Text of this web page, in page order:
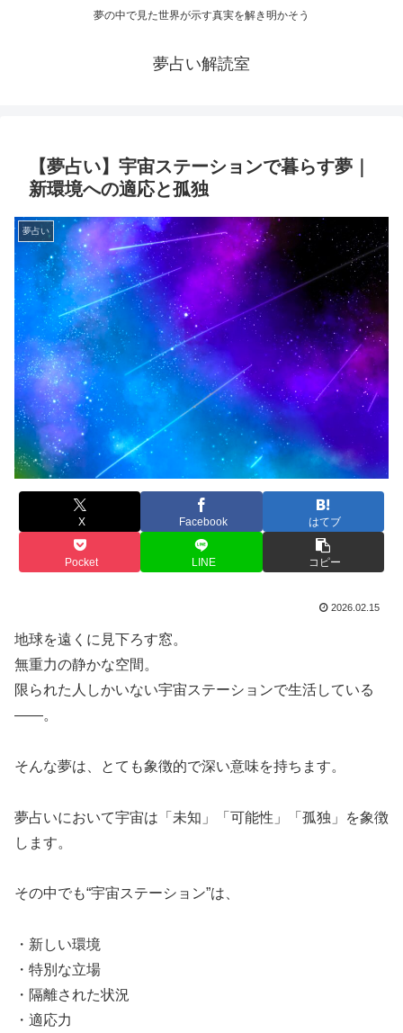
夢の中で見た世界が示す真実を解き明かそう
夢占い解読室
【夢占い】宇宙ステーションで暮らす夢｜
新環境への適応と孤独
夢占い
X Facebook はてブ
Pocket LINE コピー
2026.02.15
地球を遠くに見下ろす窓。
無重力の静かな空間。
限られた人しかいない宇宙ステーションで生活している
――。
そんな夢は、とても象徴的で深い意味を持ちます。
夢占いにおいて宇宙は「未知」「可能性」「孤独」を象徴
します。
その中でも“宇宙ステーション”は、
・新しい環境
・特別な立場
・隔離された状況
・適応力